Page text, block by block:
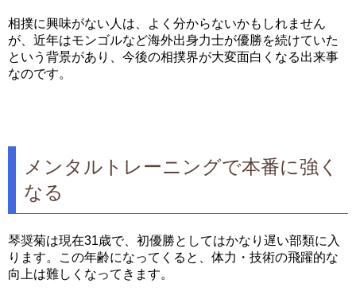
相撲に興味がない人は、よく分からないかもしれません
が、近年はモンゴルなど海外出身力士が優勝を続けていた
という背景があり、今後の相撲界が大変面白くなる出来事
なのです。
メンタルトレーニングで本番に強く
なる
琴奨菊は現在31歳で、初優勝としてはかなり遅い部類に入
ります。この年齢になってくると、体力・技術の飛躍的な
向上は難しくなってきます。